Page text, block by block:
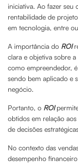
iniciativa. Ao fazer seu
rentabilidade de
em tecnologia, entre
A importância do ROI
clara e objetiva sobre
como empreendedor,
sendo bem aplicado e
negócio.
Portanto, o ROI
obtidos em relação
de decisões
No contexto das
desempenho